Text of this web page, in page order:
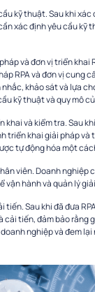
kỹ thuật. Sau khi
xác định yêu cầu kỹ
và đơn vị triển khai
RPA và đơn vị cung
khảo sát và lựa
kỹ thuật và quy mô
khai và kiểm tra. Sau
triển khai giải pháp và
tự động hóa một
viên. Doanh nghiệp
vận hành và quản lý
tiến. Sau khi đã đưa
cải tiến, đảm bảo rằng
nghiệp và đem